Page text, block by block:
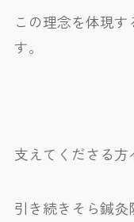
この理念を体現
す。
支えてくださる方
引き続きそら鍼